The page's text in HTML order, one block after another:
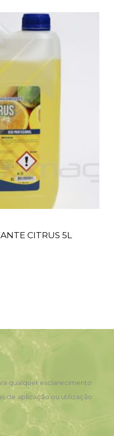
CITRUS 5L
qualquer esclarecimento
de aplicação ou utilização